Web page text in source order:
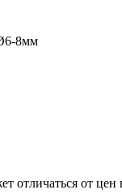
8мм
отличаться от